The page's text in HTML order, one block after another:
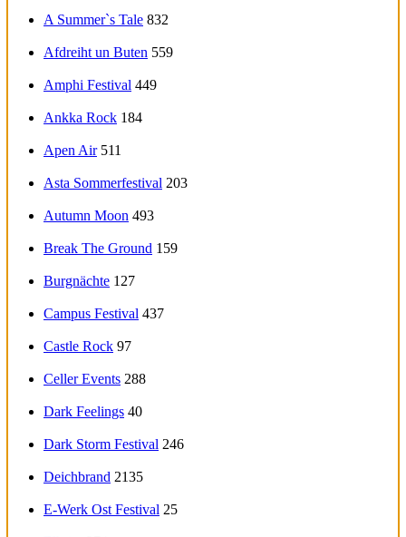
A Summer`s Tale 832
Afdreiht un Buten 559
Amphi Festival 449
Ankka Rock 184
Apen Air 511
Asta Sommerfestival 203
Autumn Moon 493
Break The Ground 159
Burgnächte 127
Campus Festival 437
Castle Rock 97
Celler Events 288
Dark Feelings 40
Dark Storm Festival 246
Deichbrand 2135
E-Werk Ost Festival 25